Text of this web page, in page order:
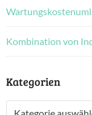
Kombination von
Kategorien
Kategorien